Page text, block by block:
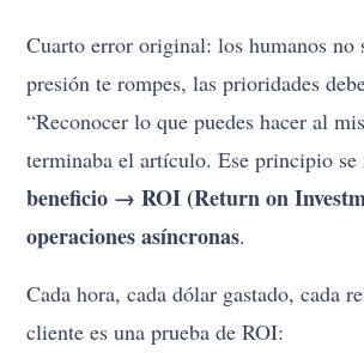
Cuarto error original: los humanos no
presión te rompes, las prioridades
“Reconocer lo que puedes hacer al
terminaba el artículo. Ese principio se
beneficio → ROI (Return on
operaciones asíncronas.
Cada hora, cada dólar gastado, cada
cliente es una prueba de ROI: